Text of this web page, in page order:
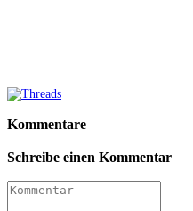
Kommentare
Schreibe einen Kommentar